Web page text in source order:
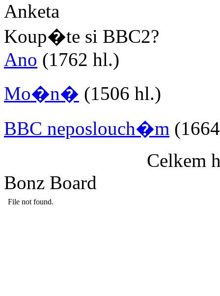
Anketa
Koup�te si BBC2?
Ano (1762 hl.)
Mo�n� (1506 hl.)
BBC neposlouch�m
Celkem
Bonz Board